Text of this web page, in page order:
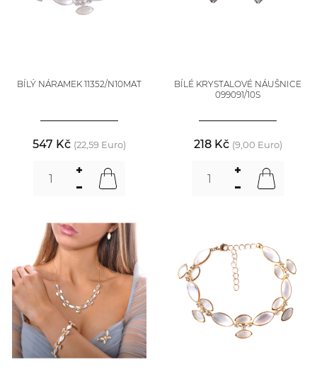
BÍLÝ NÁRAMEK 11352/N10MAT
547 Kč (22,59 Euro)
BÍLÉ KRYSTALOVÉ NÁUŠNICE
099091/10S
218 Kč (9,00 Euro)